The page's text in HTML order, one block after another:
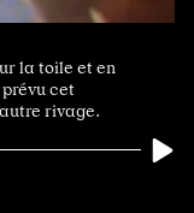
la toile et en
cet
rivage.